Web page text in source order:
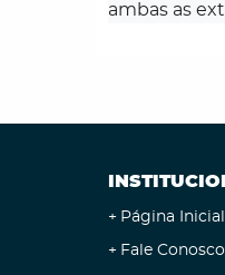
ambas as
Página Inicial
Fale Conosco